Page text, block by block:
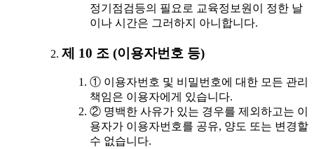
정기점검등의 필요로 교육정보원이 정한 날
이나 시간은 그러하지 아니합니다.
제 10 조 (이용자번호 등)
① 이용자번호 및 비밀번호에 대한 모든 관리
책임은 이용자에게 있습니다.
② 명백한 사유가 있는 경우를 제외하고는 이
용자가 이용자번호를 공유, 양도 또는 변경할
수 없습니다.